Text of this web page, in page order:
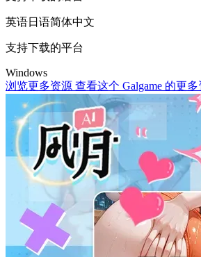
英语日语简体中文
支持下载的平台
Windows
浏览更多资源 查看这个 Galgame 的更